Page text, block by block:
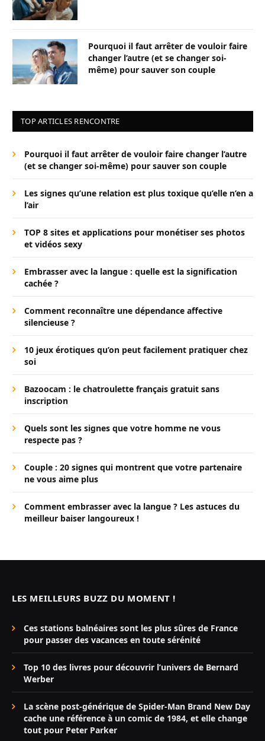
Pourquoi il faut arrêter de vouloir faire
changer l’autre (et se changer soi-
même) pour sauver son couple
TOP ARTICLES RENCONTRE
Pourquoi il faut arrêter de vouloir faire changer l’autre
(et se changer soi-même) pour sauver son couple
Les signes qu’une relation est plus toxique qu’elle n’en a
l’air
TOP 8 sites et applications pour monétiser ses photos
et vidéos sexy
Embrasser avec la langue : quelle est la signification
cachée ?
Comment reconnaître une dépendance affective
silencieuse ?
10 jeux érotiques qu’on peut facilement pratiquer chez
soi
Bazoocam : le chatroulette français gratuit sans
inscription
Quels sont les signes que votre homme ne vous
respecte pas ?
Couple : 20 signes qui montrent que votre partenaire
ne vous aime plus
Comment embrasser avec la langue ? Les astuces du
meilleur baiser langoureux !
LES MEILLEURS BUZZ DU MOMENT !
Ces stations balnéaires sont les plus sûres de France
pour passer des vacances en toute sérénité
Top 10 des livres pour découvrir l’univers de Bernard
Werber
La scène post-générique de Spider-Man Brand New Day
cache une référence à un comic de 1984, et elle change
tout pour Peter Parker